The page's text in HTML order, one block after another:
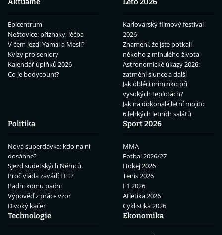
Epicentrum
Neštovice: příznaky, léčba
V čem jezdí Yamal a Mesii?
Kvízy pro seniory
Kalendář úplňků 2026
Co je bodycount?
Karlovarský filmový festival
2026
Znamení, že jste potkali
někoho z minulého života
Astronomické úkazy 2026:
zatmění slunce a další
Jak obléci miminko při
vysokých teplotách?
Jak na dokonalé letní mojito
6 lehkých letních salátů
Politika
Nová superdávka: kdo na ní
dosáhne?
Sjezd sudetských Němců
Proč vláda zavádí EET?
Padni komu padni
Výpověď z práce vzor
Divoký kačer
Sport 2026
MMA
Fotbal 2026/27
Hokej 2026
Tenis 2026
F1 2026
Atletika 2026
Cyklistika 2026
Technologie
Ekonomika